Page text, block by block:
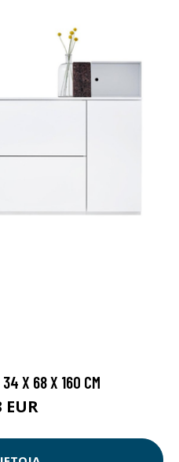
X 68 X 160 CM
EUR